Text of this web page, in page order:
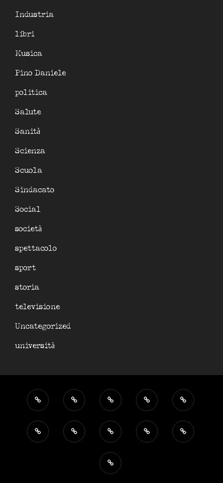
Industria
libri
Musica
Pino Daniele
politica
Salute
Sanità
Scienza
Scuola
Sindacato
Social
società
spettacolo
sport
storia
televisione
Uncategorized
università